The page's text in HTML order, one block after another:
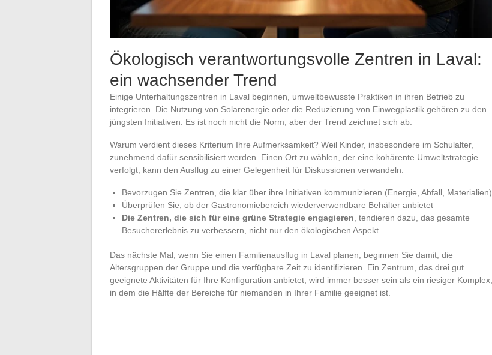
Ökologisch verantwortungsvolle Zentren in Laval:
ein wachsender Trend
Einige Unterhaltungszentren in Laval beginnen, umweltbewusste Praktiken in ihren Betrieb zu
integrieren. Die Nutzung von Solarenergie oder die Reduzierung von Einwegplastik gehören zu den
jüngsten Initiativen. Es ist noch nicht die Norm, aber der Trend zeichnet sich ab.
Warum verdient dieses Kriterium Ihre Aufmerksamkeit? Weil Kinder, insbesondere im Schulalter,
zunehmend dafür sensibilisiert werden. Einen Ort zu wählen, der eine kohärente Umweltstrategie
verfolgt, kann den Ausflug zu einer Gelegenheit für Diskussionen verwandeln.
Bevorzugen Sie Zentren, die klar über ihre Initiativen kommunizieren (Energie, Abfall, Materialien)
Überprüfen Sie, ob der Gastronomiebereich wiederverwendbare Behälter anbietet
Die Zentren, die sich für eine grüne Strategie engagieren , tendieren dazu, das gesamte
Besuchererlebnis zu verbessern, nicht nur den ökologischen Aspekt
Das nächste Mal, wenn Sie einen Familienausflug in Laval planen, beginnen Sie damit, die
Altersgruppen der Gruppe und die verfügbare Zeit zu identifizieren. Ein Zentrum, das drei gut
geeignete Aktivitäten für Ihre Konfiguration anbietet, wird immer besser sein als ein riesiger Komplex,
in dem die Hälfte der Bereiche für niemanden in Ihrer Familie geeignet ist.